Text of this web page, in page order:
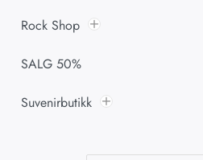
Rock Shop
SALG 50%
Suvenirbutikk